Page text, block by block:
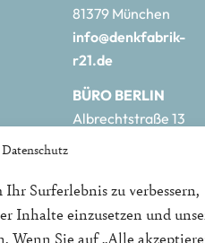
Datenschutz
Surferlebnis zu verbessern,
Inhalte einzusetzen und
Wenn Sie auf „Alle
81379 München
info@denkfabrik-
r21.de
BÜRO BERLIN
Albrechtstraße 13
r21.de